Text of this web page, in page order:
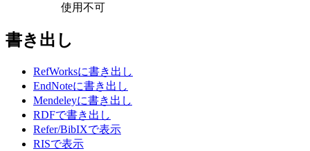
使用不可
書き出し
RefWorksに書き出し
EndNoteに書き出し
Mendeleyに書き出し
RDFで書き出し
Refer/BibIXで表示
RISで表示